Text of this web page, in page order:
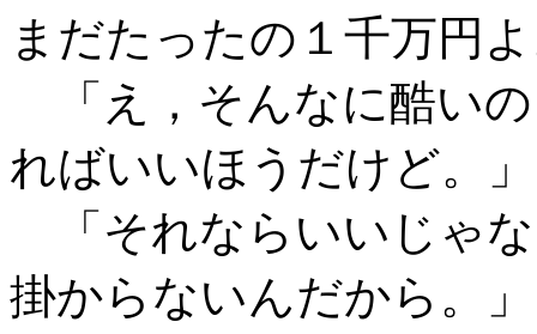
まだたったの１千万円
「え，そんなに酷い
ればいいほうだけど。」
「それならいいじゃ
掛からないんだから。」